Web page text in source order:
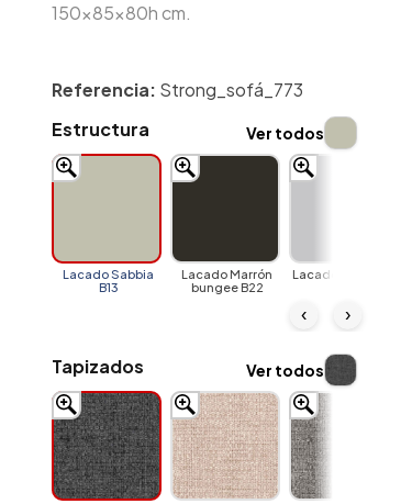
150x85x80h cm.
Referencia: Strong_sofá_773
Estructura
Lacado Sabbia
B13
Lacado Marrón
bungee B22
Lacado Gris Claro
‹ ›
Ver todos
Tapizados Ver todos